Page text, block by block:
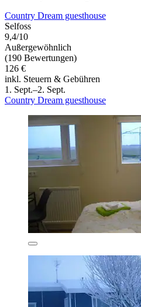
Country Dream guesthouse
Selfoss
9,4/10
Außergewöhnlich
(190 Bewertungen)
126 €
inkl. Steuern & Gebühren
1. Sept.–2. Sept.
Country Dream guesthouse